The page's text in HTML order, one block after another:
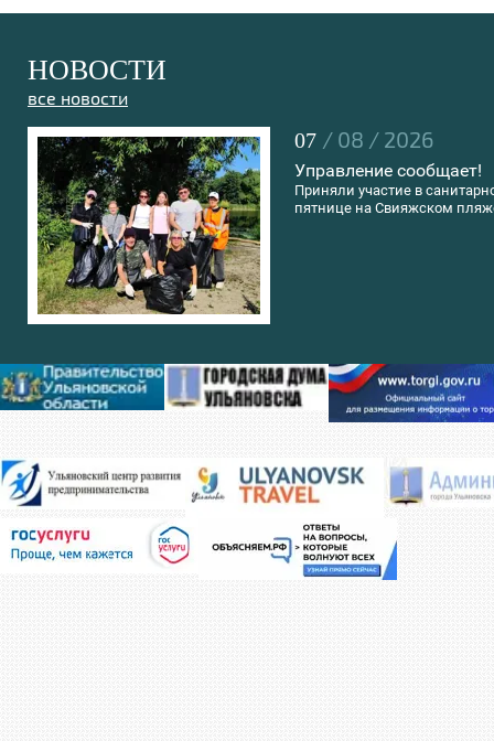
НОВОСТИ
все новости
07 / 08 / 2026
Управление сообщает!
Приняли участие в
пятнице на Свияжском